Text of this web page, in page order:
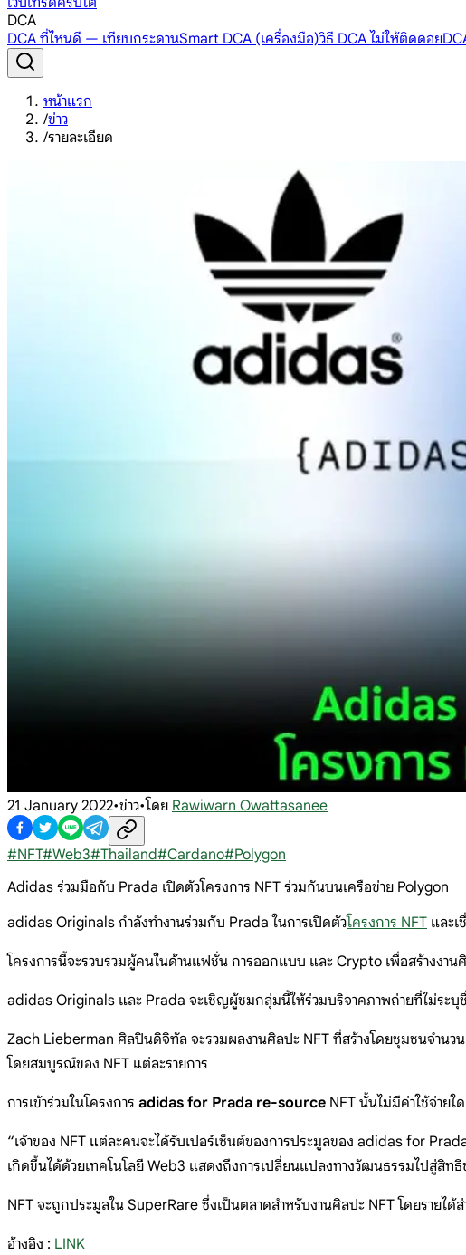
DCA
DCA ที่ไหนดี — เทียบกระดานSmart DCA (เครื่องมือ)วิธี DCA ไม่ให้ติดดอย
หน้าแรก
/ข่าว
/รายละเอียด
21 January 2022•ข่าว•โดย Rawiwarn Owattasanee
#NFT#Web3#Thailand#Cardano#Polygon
Adidas ร่วมมือกับ Prada เปิดตัวโครงการ NFT ร่วมกันบนเครือข่าย Polygon
adidas Originals กำลังทำงานร่วมกับ Prada ในการเปิดตัวโครงการ NFT และเ
โครงการนี้จะรวบรวมผู้คนในด้านแฟชั่น การออกแบบ และ Crypto เพื่อสร้างง
adidas Originals และ Prada จะเชิญผู้ชมกลุ่มนี้ให้ร่วมบริจาคภาพถ่ายที่ไม่ระบุ
Zach Lieberman ศิลปินดิจิทัล จะรวมผลงานศิลปะ NFT ที่สร้างโดยชุมชนจำนว
โดยสมบูรณ์ของ NFT แต่ละรายการ
การเข้าร่วมในโครงการ adidas for Prada re-source NFT นั้นไม่มีค่าใช้จ่ายใ
“เจ้าของ NFT แต่ละคนจะได้รับเปอร์เซ็นต์ของการประมูลของ adidas for
เกิดขึ้นได้ด้วยเทคโนโลยี Web3 แสดงถึงการเปลี่ยนแปลงทางวัฒนธรรมไปสู่สิ
NFT จะถูกประมูลใน SuperRare ซึ่งเป็นตลาดสำหรับงานศิลปะ NFT โดยราย
อ้างอิง : LINK